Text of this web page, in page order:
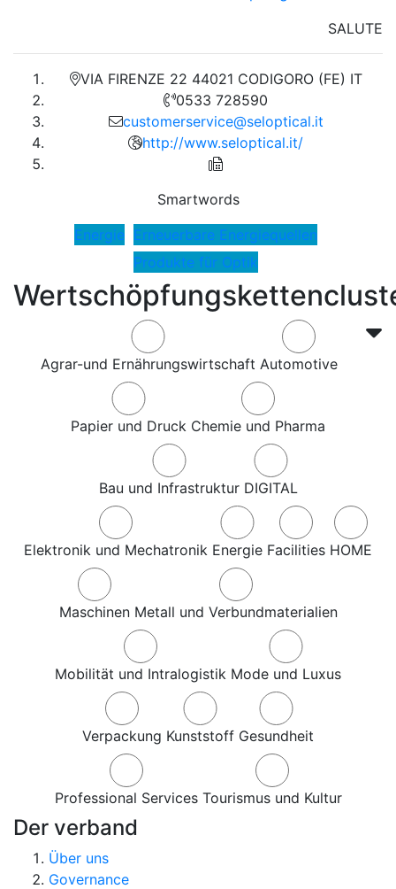
Agrar-und Ernährungswirtschaft Automotive
Papier und Druck Chemie und Pharma
Bau und Infrastruktur DIGITAL
Elektronik und Mechatronik Energie Facilities HOME
Maschinen Metall und Verbundmaterialien
Mobilität und Intralogistik Mode und Luxus
Verpackung Kunststoff Gesundheit
Professional Services Tourismus und Kultur
SALUTE
VIA FIRENZE 22 44021 CODIGORO (FE) IT
0533 728590
customerservice@seloptical.it
http://www.seloptical.it/
Smartwords
Energie Erneuerbare Energiequellen
Produkte für Optik
Der verband
Über uns
Governance